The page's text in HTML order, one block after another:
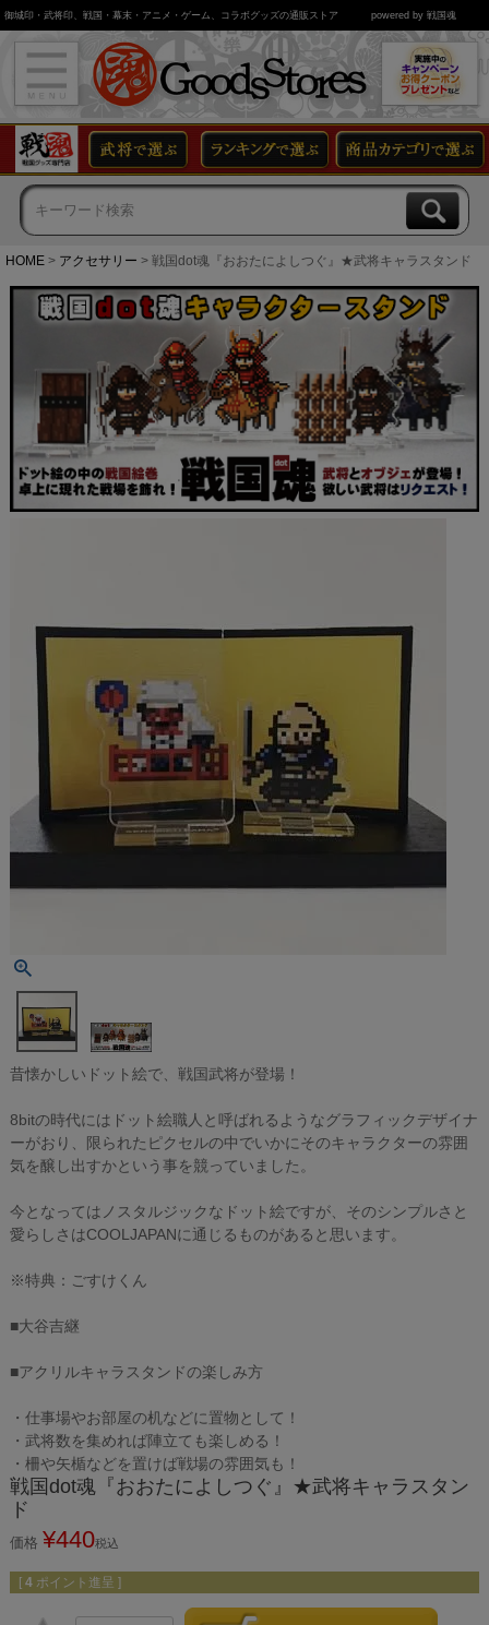
御城印・武将印、戦国・幕末・アニメ・ゲーム、コラボグッズの通販ストア powered by 戦国魂
HOME アクセサリー 戦国dot魂『おおたによしつぐ』★武将キャラスタンド
昔懐かしいドット絵で、戦国武将が登場！
8bitの時代にはドット絵職人と呼ばれるようなグラフィックデザイナ
ーがおり、限られたピクセルの中でいかにそのキャラクターの雰囲
気を醸し出すかという事を競っていました。
今となってはノスタルジックなドット絵ですが、そのシンプルさと
愛らしさはCOOLJAPANに通じるものがあると思います。
※特典：ごすけくん
■大谷吉継
■アクリルキャラスタンドの楽しみ方
・仕事場やお部屋の机などに置物として！
・武将数を集めれば陣立ても楽しめる！
・柵や矢楯などを置けば戦場の雰囲気も！
戦国dot魂『おおたによしつぐ』★武将キャラスタン
ド
価格 ¥440税込
[ 4 ポイント進呈 ]